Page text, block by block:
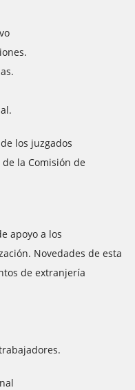
los juzgados
la Comisión de
apoyo a los
Novedades de esta
de extranjería